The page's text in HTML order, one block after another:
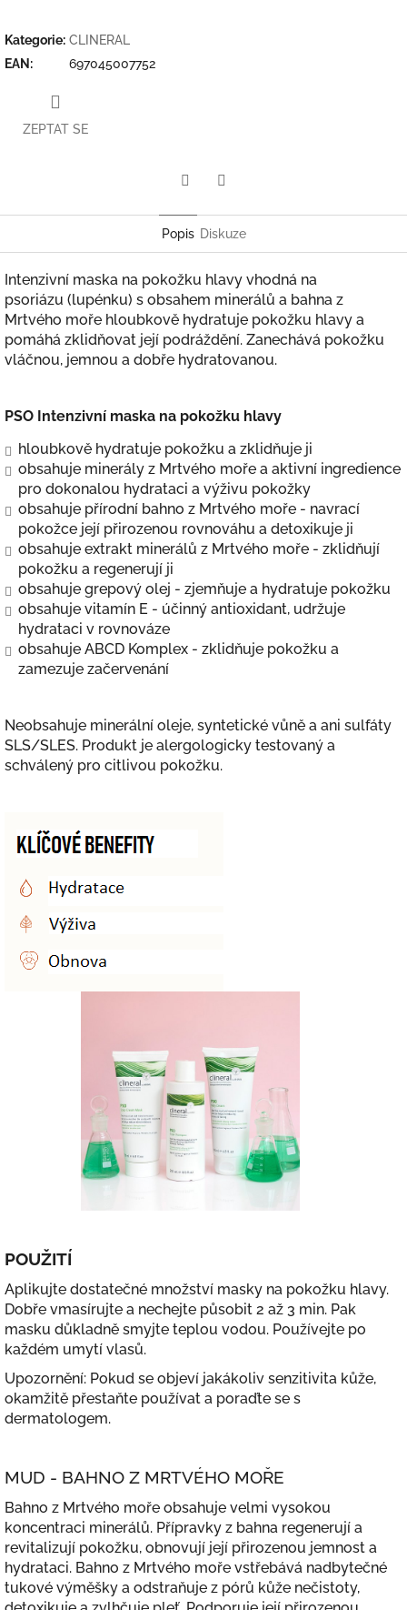
Kategorie: CLINERAL
EAN : 697045007752
ZEPTAT SE
Popis Diskuze
Intenzivní maska na pokožku hlavy vhodná na
psoriázu (lupénku) s obsahem minerálů a bahna z
Mrtvého moře hloubkově hydratuje pokožku hlavy a
pomáhá zklidňovat její podráždění. Zanechává pokožku
vláčnou, jemnou a dobře hydratovanou.
PSO Intenzivní maska na pokožku hlavy
hloubkově hydratuje pokožku a zklidňuje ji
obsahuje minerály z Mrtvého moře a aktivní ingredience
pro dokonalou hydrataci a výživu pokožky
obsahuje přírodní bahno z Mrtvého moře - navrací
pokožce její přirozenou rovnováhu a detoxikuje ji
obsahuje extrakt minerálů z Mrtvého moře - zklidňují
pokožku a regenerují ji
obsahuje grepový olej - zjemňuje a hydratuje pokožku
obsahuje vitamín E - účinný antioxidant, udržuje
hydrataci v rovnováze
obsahuje ABCD Komplex - zklidňuje pokožku a
zamezuje začervenání
Neobsahuje minerální oleje, syntetické vůně a ani sulfáty
SLS/SLES. Produkt je alergologicky testovaný a
schválený pro citlivou pokožku.
POUŽITÍ
Aplikujte dostatečné množství masky na pokožku hlavy.
Dobře vmasírujte a nechejte působit 2 až 3 min. Pak
masku důkladně smyjte teplou vodou. Používejte po
každém umytí vlasů.
Upozornění: Pokud se objeví jakákoliv senzitivita kůže,
okamžitě přestaňte používat a poraďte se s
dermatologem.
MUD - BAHNO Z MRTVÉHO MOŘE
Bahno z Mrtvého moře obsahuje velmi vysokou
koncentraci minerálů. Přípravky z bahna regenerují a
revitalizují pokožku, obnovují její přirozenou jemnost a
hydrataci. Bahno z Mrtvého moře vstřebává nadbytečné
tukové výměšky a odstraňuje z pórů kůže nečistoty,